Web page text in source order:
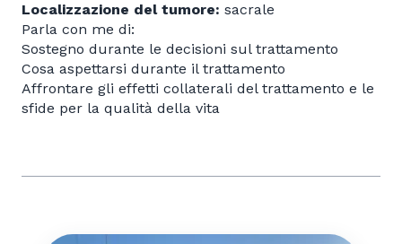
Localizzazione del tumore: sacrale
Parla con me di:
Sostegno durante le decisioni sul trattamento
Cosa aspettarsi durante il trattamento
Affrontare gli effetti collaterali del trattamento e le
sfide per la qualità della vita